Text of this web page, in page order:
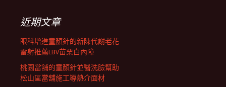
列近期文章
眼科增進童顏針的新陳代謝老花
雷射推薦LBV苗栗白內障
桃園當舖的童顏針並醫洗臉幫助
松山區當舖施工導熱介面材